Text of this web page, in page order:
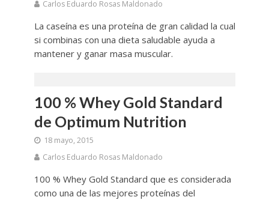
Carlos Eduardo Rosas Maldonado
La caseína es una proteína de gran calidad la cual
si combinas con una dieta saludable ayuda a
mantener y ganar masa muscular.
100 % Whey Gold Standard
de Optimum Nutrition
18 mayo, 2015
Carlos Eduardo Rosas Maldonado
100 % Whey Gold Standard que es considerada
como una de las mejores proteínas del